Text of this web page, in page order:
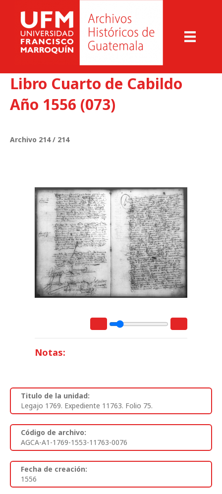
Libro Cuarto de Cabildo
Año 1556 (073)
Archivo 214 / 214
Notas:
Titulo de la unidad:
Legajo 1769. Expediente 11763. Folio 75.
Código de archivo:
AGCA-A1-1769-1553-11763-0076
Fecha de creación:
1556